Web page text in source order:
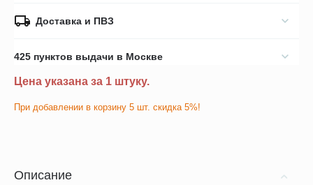
Доставка и ПВЗ
425 пунктов выдачи в Москве
Цена указана за 1 штуку.
При добавлении в корзину 5 шт. скидка 5%!
Описание